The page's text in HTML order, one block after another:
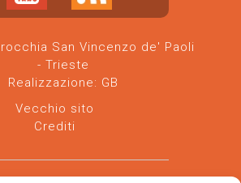
San Vincenzo de' Paoli
- Trieste
Realizzazione: GB
Vecchio sito
Crediti